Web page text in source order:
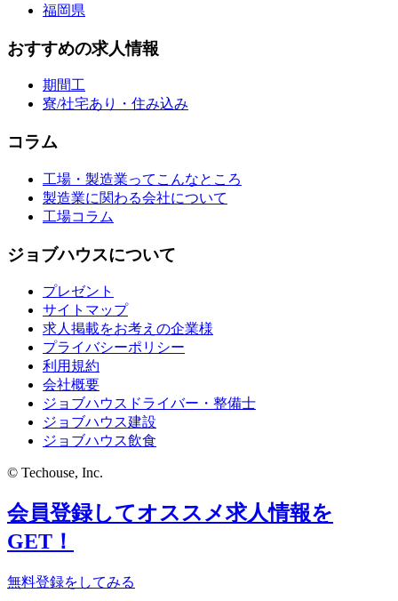
福岡県
おすすめの求人情報
期間工
寮/社宅あり・住み込み
コラム
工場・製造業ってこんなところ
製造業に関わる会社について
工場コラム
ジョブハウスについて
プレゼント
サイトマップ
求人掲載をお考えの企業様
プライバシーポリシー
利用規約
会社概要
ジョブハウスドライバー・整備士
ジョブハウス建設
ジョブハウス飲食
© Techouse, Inc.
会員登録してオススメ求人情報を
GET！
無料登録をしてみる